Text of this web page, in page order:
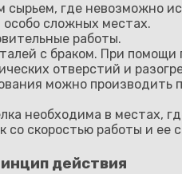
сырьем, где невозможно
сложных местах.
работы.
с браком. При
отверстий и
можно производить
необходима в местах,
со скоростью работы и ее
действия